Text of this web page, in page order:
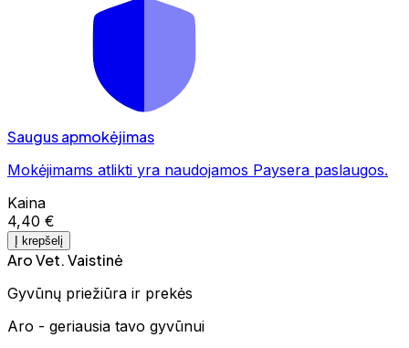
Saugus apmokėjimas
Mokėjimams atlikti yra naudojamos Paysera paslaugos.
Kaina
4,40 €
Į krepšelį
Aro Vet. Vaistinė
Gyvūnų priežiūra ir prekės
Aro - geriausia tavo gyvūnui